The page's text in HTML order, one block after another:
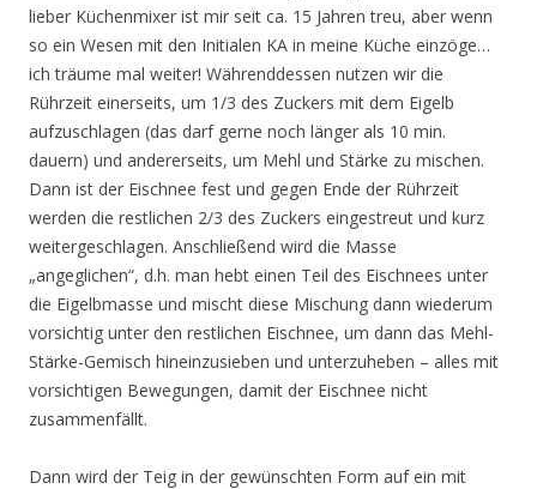
lieber Küchenmixer ist mir seit ca. 15 Jahren treu, aber wenn
so ein Wesen mit den Initialen KA in meine Küche einzöge…
ich träume mal weiter! Währenddessen nutzen wir die
Rührzeit einerseits, um 1/3 des Zuckers mit dem Eigelb
aufzuschlagen (das darf gerne noch länger als 10 min.
dauern) und andererseits, um Mehl und Stärke zu mischen.
Dann ist der Eischnee fest und gegen Ende der Rührzeit
werden die restlichen 2/3 des Zuckers eingestreut und kurz
weitergeschlagen. Anschließend wird die Masse
„angeglichen“, d.h. man hebt einen Teil des Eischnees unter
die Eigelbmasse und mischt diese Mischung dann wiederum
vorsichtig unter den restlichen Eischnee, um dann das Mehl-
Stärke-Gemisch hineinzusieben und unterzuheben – alles mit
vorsichtigen Bewegungen, damit der Eischnee nicht
zusammenfällt.
Dann wird der Teig in der gewünschten Form auf ein mit